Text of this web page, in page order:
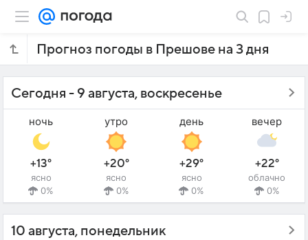
Прогноз погоды в Прешове на 3 дня
Сегодня - 9 августа, воскресенье
ночь
+13°
ясно
0%
утро
+20°
ясно
0%
день
+29°
ясно
0%
вечер
+22°
облачно
0%
10 августа, понедельник